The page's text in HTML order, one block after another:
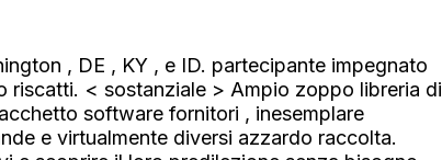
, DE , KY , e ID. partecipante impegnato
riscatti. < sostanziale > Ampio zoppo libreria di
software fornitori , inesemplare
e virtualmente diversi azzardo raccolta.